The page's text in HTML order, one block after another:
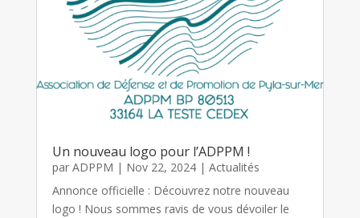
Un nouveau logo pour l’ADPPM !
par ADPPM | Nov 22, 2024| Actualités
Annonce officielle : Découvrez notre nouveau
logo ! Nous sommes ravis de vous dévoiler le